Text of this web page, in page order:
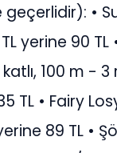
geçerlidir): •
yerine 90
100 m - 3
TL • Fairy
89 TL •